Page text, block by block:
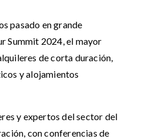
pasado en grande
Summit 2024, el mayor
de corta duración,
y alojamientos
y expertos del sector del
con conferencias de